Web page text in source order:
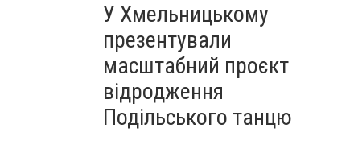
У Хмельницькому
презентували
масштабний проєкт
відродження
Подільського танцю